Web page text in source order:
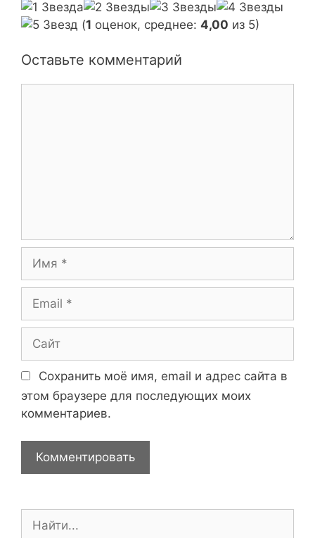
ц
и
з
(1 оценок, среднее: 4,00 из 5)
Оставьте комментарий
и
я
a
й
Сохранить моё имя, email и адрес сайта в
этом браузере для последующих моих
комментариев.